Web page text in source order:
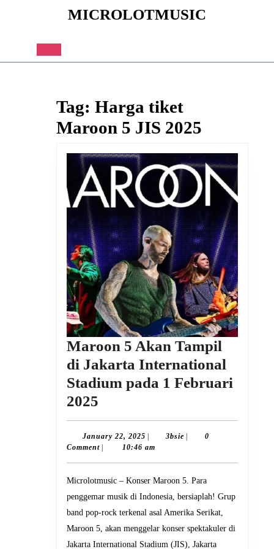
MICROLOTMUSIC
Open
Tag: Harga tiket
Maroon 5 JIS 2025
Maroon 5 Akan Tampil
di Jakarta International
Stadium pada 1 Februari
2025
5
Akan
Tampil
Jakarta
International
Stadium
January 22, 2025 January
22,
3bsie 3bsie0
Comment
10:46 am
Microlotmusic – Konser Maroon 5. Para
penggemar musik di Indonesia, bersiaplah! Grup
band pop-rock terkenal asal Amerika Serikat,
Maroon 5, akan menggelar konser spektakuler di
Jakarta International Stadium (JIS), Jakarta